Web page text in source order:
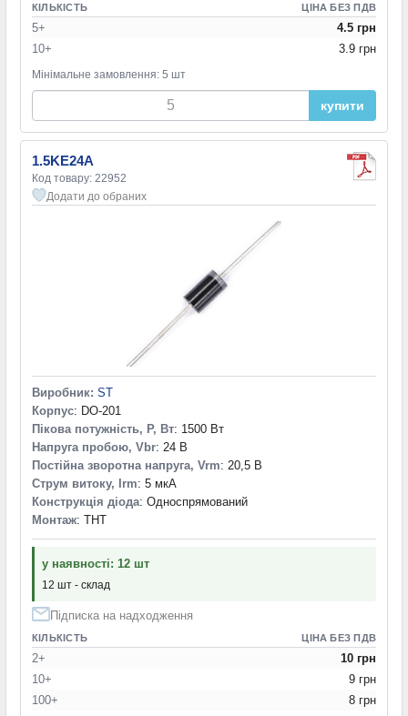
КІЛЬКІСТЬ ЦІНА БЕЗ ПДВ
5+
4.5 грн
10+
3.9 грн
Мінімальне замовлення: 5 шт
купити
1.5KE24A
Код товару: 22952
Додати до обраних
Виробник: ST
Корпус: DO-201
Пікова потужність, P, Вт: 1500 Вт
Напруга пробою, Vbr: 24 В
Постійна зворотна напруга, Vrm: 20,5 В
Струм витоку, Irm: 5 мкА
Конструкція діода: Односпрямований
Монтаж: THT
у наявності: 12 шт
12 шт - склад
Підписка на надходження
КІЛЬКІСТЬ ЦІНА БЕЗ ПДВ
2+
10 грн
10+
9 грн
100+
8 грн